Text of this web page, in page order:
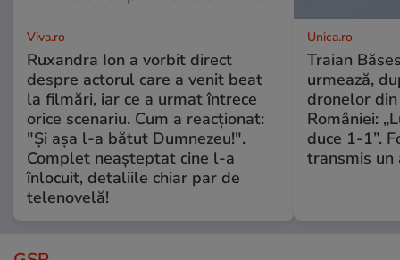
Viva.ro
Ruxandra Ion a vorbit direct
despre actorul care a venit beat
la filmări, iar ce a urmat întrece
orice scenariu. Cum a reacționat:
"Și așa l-a bătut Dumnezeu!".
Complet neașteptat cine l-a
înlocuit, detaliile chiar par de
telenovelă!
Unica.ro
Traian
urmează,
dronelor
României:
duce 1-1”.
transmis un